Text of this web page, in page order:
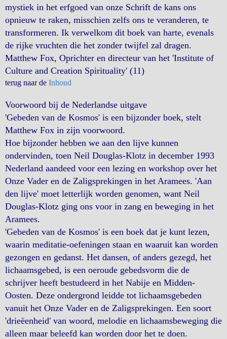
mystiek in het erfgoed van onze Schrift de kans ons
opnieuw te raken, misschien zelfs ons te veranderen, te
transformeren. Ik verwelkom dit boek van harte, evenals
de rijke vruchten die het zonder twijfel zal dragen.
Matthew Fox, Oprichter en directeur van het 'Institute of
Culture and Creation Spirituality' (11)
terug naar de Inhoud
Voorwoord bij de Nederlandse uitgave
'Gebeden van de Kosmos' is een bijzonder boek, stelt
Matthew Fox in zijn voorwoord.
Hoe bijzonder hebben we aan den lijve kunnen
ondervinden, toen Neil Douglas-Klotz in december 1993
Nederland aandeed voor een lezing en workshop over het
Onze Vader en de Zaligsprekingen in het Aramees. 'Aan
den lijve' moet letterlijk worden genomen, want Neil
Douglas-Klotz ging ons voor in zang en beweging in het
Aramees.
'Gebeden van de Kosmos' is een boek dat je kunt lezen,
waarin meditatie-oefeningen staan en waaruit kan worden
gezongen en gedanst. Het dansen, of anders gezegd, het
lichaamsgebed, is een oeroude gebedsvorm die de
schrijver heeft bestudeerd in het Nabije en Midden-
Oosten. Deze ondergrond leidde tot lichaamsgebeden
vanuit het Onze Vader en de Zaligsprekingen. Een soort
'drieëenheid' van woord, melodie en lichaamsbeweging die
alleen maar beleefd kan worden door het te doen.